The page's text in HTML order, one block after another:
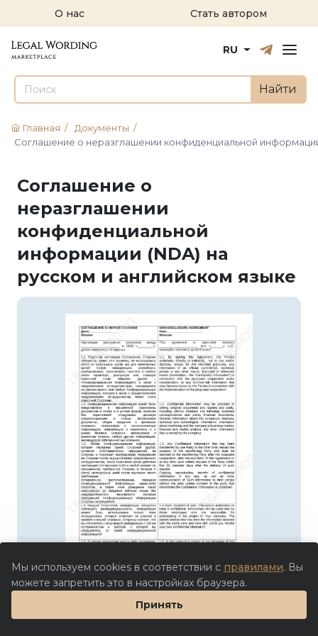
О нас Стать автором
РусскийEnglish
RU
Найти
Главная / Документы /
Соглашение о неразглашении конфиденциальной
Соглашение о
неразглашении
конфиденциальной
информации (NDA) на
русском и английском языке
Мы используем cookies в соответствии с правилами. Вы
можете запретить это в настройках браузера.
Принять